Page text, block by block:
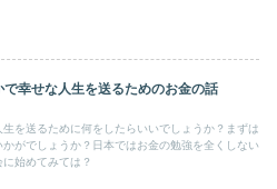
で幸せな人生を送るためのお金の話
生を送るために何をしたらいいでしょうか？まずは
かがでしょうか？日本ではお金の勉強を全くしない
始めてみては？